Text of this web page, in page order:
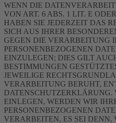
WENN DIE
VON ART. 6 ABS. 1 LIT. E
HABEN SIE JEDERZEIT DAS
SICH AUS IHRER
GEGEN DIE VERARBEITUNG
PERSONENBEZOGENEN
EINZULEGEN; DIES GILT
BESTIMMUNGEN
JEWEILIGE
VERARBEITUNG BERUHT,
DATENSCHUTZERKLÄRUNG.
EINLEGEN, WERDEN WIR
PERSONENBEZOGENEN
VERARBEITEN, ES SEI DENN,